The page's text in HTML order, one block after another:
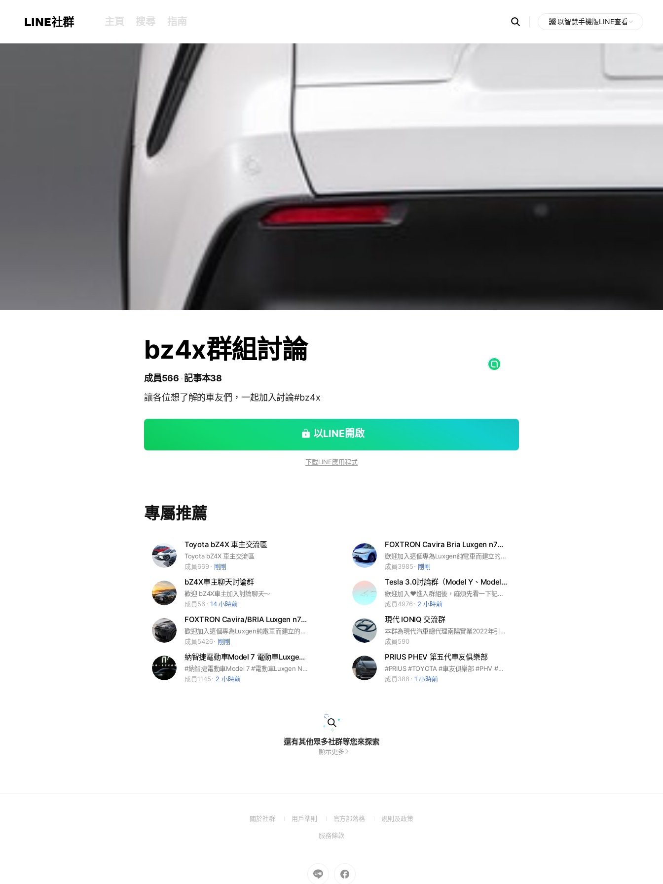
LINE社群 主頁 搜尋 指南 Search
OpenChats
messages
search
以智慧手機版LINE查看
bz4x群組討論
成員566 記事本38
讓各位想了解的車友們，一起加入討論#bz4x
以LINE開啟
下載LINE應用程式
專屬推薦
Toyota bZ4X 車主交流區
Toyota bZ4X 車主交流區
成員669
剛剛
FOXTRON Cavira Bria Luxgen n7電動車討論群
歡迎加入這個專為Luxgen純電車而建立的社群，希望大家可以在這個群組聊的開心玩的開心喔❤️❤️#n7 #n5 #納智捷
成員3985
剛剛
bZ4X車主聊天討論群
歡迎 bZ4X車主加入討論聊天～
成員56
14 小時前
Tesla 3.0討論群（Model Y、Model 3、Model S、Model X）
歡迎加入❤️進入群組後，麻煩先看一下記事本唷～
成員4976
2 小時前
FOXTRON Cavira/BRIA Luxgen n7/n5 納智捷電動車討論群
歡迎加入這個專為Luxgen純電車而建立的社群，希望大家可以在這個群組聊的開心玩的開心喔❤️❤️#n7 #納智捷
成員5426
剛剛
現代 IONIQ 交流群
本群為現代汽車總代理南陽實業2022年引進IONIQ 5進入台灣準車主交流群，由準車主自主創設交流，非官方 #IONIQ 5 #現代汽車 #電動車 #HYUNDAI #V2L
成員590
納智捷電動車Model 7 電動車Luxgen N7 Model C電動車裕隆電動車
#納智捷電動車Model 7 #電動車Luxgen N7 #Model C 電動車 #鴻海電動車！ #Luxgen電動車 #Model c #luxgen n7 #納智捷 #電動車 #納智捷Model C #電動車n7 #鴻海電動車 #GAMA #GAMA隔熱紙 #納智捷電動車 #裕隆電動車 #鴻海納智捷
成員1145
2 小時前
PRIUS PHEV 第五代車友俱樂部
#PRIUS #TOYOTA #車友俱樂部 #PHV #第五代 #prius5 #油電 #PHEV
成員388
1 小時前
還有其他眾多社群等您來探索
顯示更多
關於社群
(Open用戶準則
(Open
a
官方部落格
(Open規則及政策(Open
服務條款(Open
window)
Go
to
Go
to